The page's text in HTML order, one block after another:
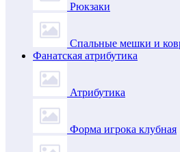
Рюкзаки
Спальные мешки и
Фанатская атрибутика
Атрибутика
Форма игрока клубная